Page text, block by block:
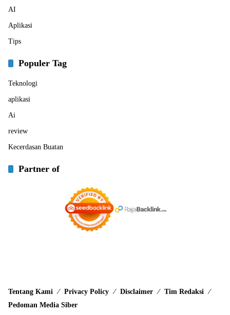
AI
Aplikasi
Tips
Populer Tag
Teknologi
aplikasi
Ai
review
Kecerdasan Buatan
Partner of
Tentang Kami Privacy Policy Disclaimer
Tim Redaksi
Pedoman Media Siber